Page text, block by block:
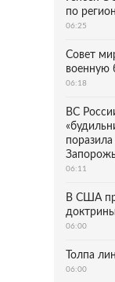
по
06:25
Совет
военную
06:18
ВС
06:11
В США
06:00
Толпа
06:00